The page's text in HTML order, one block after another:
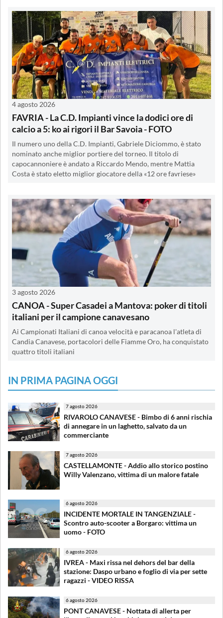
4 agosto 2026
FAVRIA - La C.D. Impianti vince la dodici ore di
calcio a 5: ko ai rigori il Bar Savoia - FOTO
Il numero uno della C.D. Impianti, Gabriele Diciommo, è stato
nominato anche miglior portiere del torneo. Il titolo di
capocannoniere è andato a Riccardo Mendo, mentre Mattia
Costa è stato eletto miglior giocatore della «12 ore favriese»
3 agosto 2026
CANOA - Super Casadei a Mantova: poker di titoli
italiani per il campione canavesano
Ai Campionati Italiani di canoa velocità e paracanoa l'atleta di
Candia Canavese, portacolori delle Fiamme Oro, ha conquistato
quattro titoli italiani
IN PRIMA PAGINA OGGI
7 agosto 2026
RIVAROLO CANAVESE - Bimbo di 6 anni rischia
di annegare in un laghetto, salvato da un
commerciante
7 agosto 2026
CASTELLAMONTE - Addio allo storico postino
Willy Valenzano, vittima di un malore fatale
6 agosto 2026
INCIDENTE MORTALE IN TANGENZIALE -
Scontro auto-scooter a Borgaro: vittima un
uomo - FOTO
6 agosto 2026
IVREA - Maxi rissa nel dehors del bar della
stazione: Daspo urbano e foglio di via per sette
ragazzi - VIDEO RISSA
6 agosto 2026
PONT CANAVESE - Nottata di allerta per